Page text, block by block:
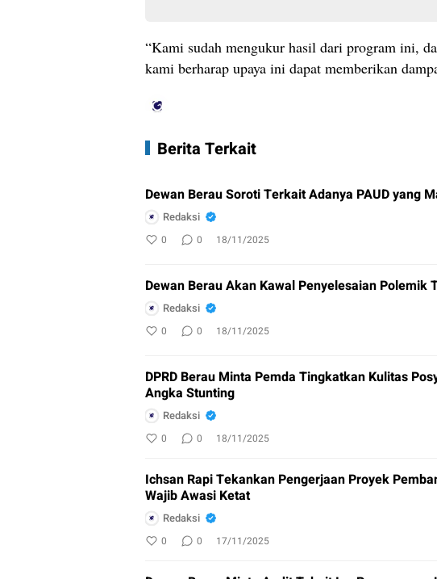
“Kami sudah mengukur hasil dari program ini,
kami berharap upaya ini dapat memberikan
Berita Terkait
Dewan Berau Soroti Terkait Adanya PAUD yang
Redaksi
0 0 18/11/2025
Dewan Berau Akan Kawal Penyelesaian Polemik
Redaksi
0 0 18/11/2025
DPRD Berau Minta Pemda Tingkatkan Kulitas
Angka Stunting
Redaksi
0 0 18/11/2025
Ichsan Rapi Tekankan Pengerjaan Proyek
Wajib Awasi Ketat
Redaksi
0 0 17/11/2025